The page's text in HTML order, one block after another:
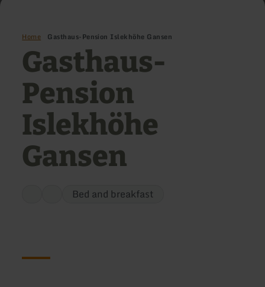
Home Gasthaus-Pension Islekhöhe Gansen
Gasthaus-
Pension
Islekhöhe
Gansen
Bed and breakfast